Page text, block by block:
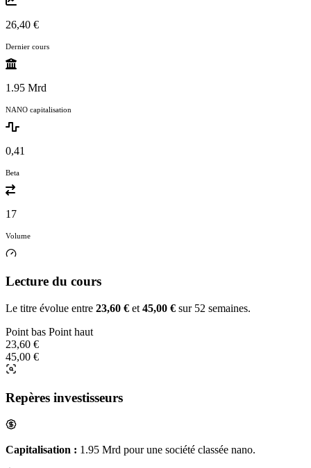
26,40 €
Dernier cours
1.95 Mrd
NANO capitalisation
0,41
Beta
17
Volume
Lecture du cours
Le titre évolue entre 23,60 € et 45,00 € sur 52 semaines.
Point bas Point haut
23,60 €
45,00 €
Repères investisseurs
Capitalisation : 1.95 Mrd pour une société classée nano.